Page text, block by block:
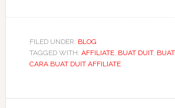
buat
duit
dengan
program
FILED UNDER: BLOG
TAGGED WITH: AFFILIATE, BUAT DUIT,
CARA BUAT DUIT AFFILIATE